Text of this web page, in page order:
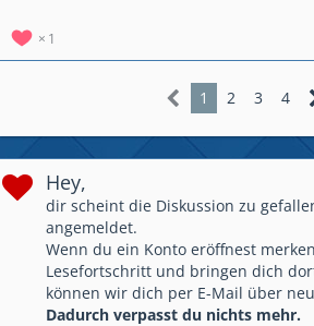
Deutsche Clash Royale Clanfamilie
1
1 2 3 4
Hey,
dir scheint die Diskussion zu
angemeldet.
Wenn du ein Konto eröffnest
Lesefortschritt und bringen dich
können wir dich per E-Mail über
Dadurch verpasst du nichts mehr.